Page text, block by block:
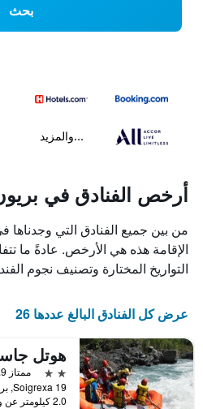
بحث
...والمزيد
أرخص الفنادق في
من بين جميع الفنادق التي وجدناها
الإقامة هذه هي الأرخص. عادةً ما
التواريخ المختارة وتصنيف نجوم
عرض كل الفنادق البالغ عددها 26
2 نجمتين
ممتاز 8.9
2.0 كيلومتر عن وسط المدينة